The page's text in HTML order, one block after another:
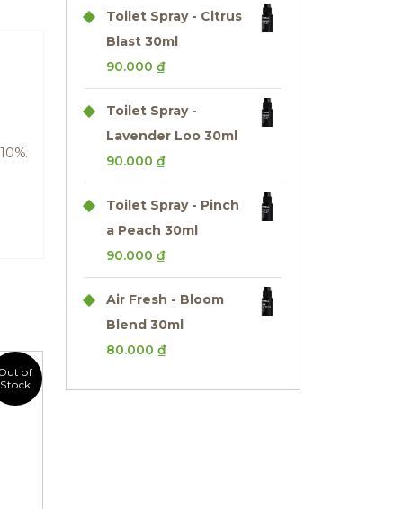
of
Stock
Toilet Spray - Citrus
Blast 30ml
90.000 ₫
Toilet Spray -
Lavender Loo 30ml
90.000 ₫
Toilet Spray - Pinch
a Peach 30ml
90.000 ₫
Air Fresh - Bloom
Blend 30ml
80.000 ₫